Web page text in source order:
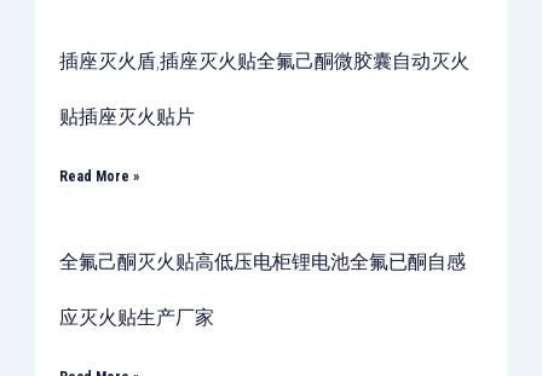
插座灭火盾,插座灭火贴全氟己酮微胶囊自动灭火
贴插座灭火贴片
Read More »
全氟己酮灭火贴高低压电柜锂电池全氟已酮自感
应灭火贴生产厂家